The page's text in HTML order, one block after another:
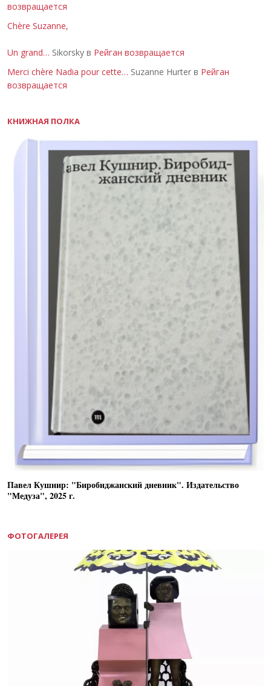
возвращается
Chère Suzanne,
Un grand… Sikorsky в Рейган возвращается
Merci chère Nadia pour cette… Suzanne Hurter в Рейган
возвращается
КНИЖНАЯ ПОЛКА
Павел Кушнир: "Биробиджанский дневник". Издательство
"Медуза", 2025 г.
ФОТОГАЛЕРЕЯ